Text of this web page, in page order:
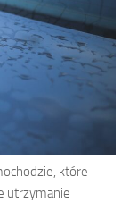
które
utrzymanie